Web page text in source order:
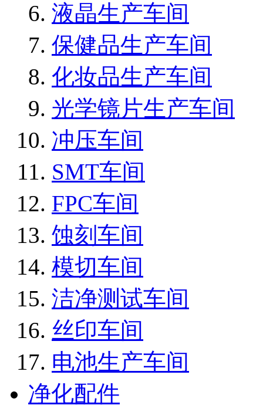
液晶生产车间
保健品生产车间
化妆品生产车间
光学镜片生产车间
冲压车间
SMT车间
FPC车间
蚀刻车间
模切车间
洁净测试车间
丝印车间
电池生产车间
净化配件